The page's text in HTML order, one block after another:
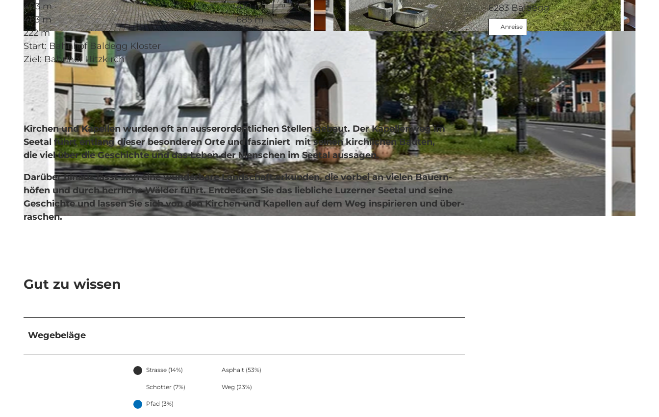
© Verein Kapellenweg Seetal, Verein Kapellenweg Seetal
© Verein Kapellenweg Seetal, Verein Kapellenweg Seetal © Verein Kapellenweg Seetal, Verein Kapellenweg Seetal
403 m
410 m
463 m
685 m
222 m
Start: Bahnhof Baldegg Kloster
Ziel: Bahnhof Hitzkirch
Kirchen und Kapellen wurden oft an ausser­ordent­lichen Stellen gebaut. Der Ka­pel­len­weg im
Seetal führt entlang dieser beson­deren Orte und fas­ziniert mit seinen kirch­lichen Bauten,
die viel über die Geschichte und das Leben der Menschen im Seetal aus­sagen.
Darüber hinaus lässt sich eine wunder­bare Land­schaft erkun­den, die vor­bei an vielen Bauern­
höfen und durch herr­liche Wälder führt. Ent­decken Sie das lieb­liche Luzer­ner Seetal und seine
Geschichte und lassen Sie sich von den Kirchen und Kapellen auf dem Weg in­spirieren und über­
raschen.
Gut zu wissen
Wegebeläge
Strasse (14%) Asphalt (53%)
Schotter (7%) Weg (23%)
Pfad (3%)
6283Baldegg
Anreise